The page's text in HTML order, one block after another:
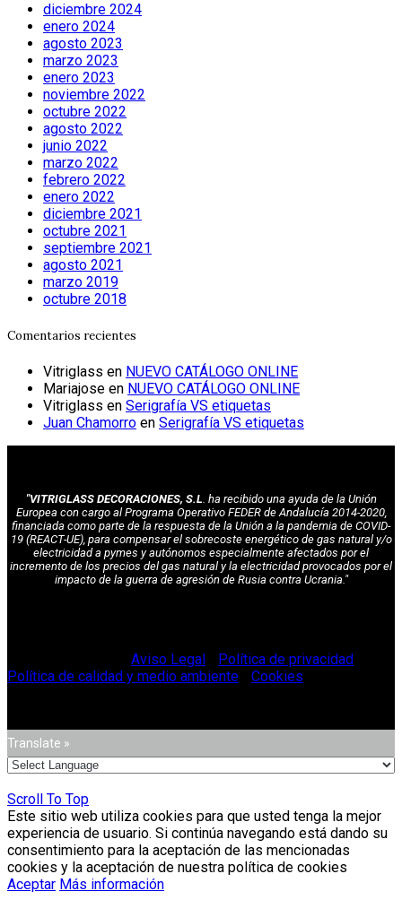
diciembre 2024
enero 2024
agosto 2023
marzo 2023
enero 2023
noviembre 2022
octubre 2022
agosto 2022
junio 2022
marzo 2022
febrero 2022
enero 2022
diciembre 2021
octubre 2021
septiembre 2021
agosto 2021
marzo 2019
octubre 2018
Comentarios recientes
Vitriglass en NUEVO CATÁLOGO ONLINE
Mariajose en NUEVO CATÁLOGO ONLINE
Vitriglass en Serigrafía VS etiquetas
Juan Chamorro en Serigrafía VS etiquetas
"VITRIGLASS DECORACIONES, S.L . ha recibido una ayuda de la Unión
Europea con cargo al Programa Operativo FEDER de Andalucía 2014-2020,
financiada como parte de la respuesta de la Unión a la pandemia de COVID-
19 (REACT-UE), para compensar el sobrecoste energético de gas natural y/o
electricidad a pymes y autónomos especialmente afectados por el
incremento de los precios del gas natural y la electricidad provocados por el
impacto de la guerra de agresión de Rusia contra Ucrania."
Aviso Legal Política de privacidad
Política de calidad y medio ambiente
Cookies
Translate »
Scroll To Top
Este sitio web utiliza cookies para que usted tenga la mejor
experiencia de usuario. Si continúa navegando está dando su
consentimiento para la aceptación de las mencionadas
cookies y la aceptación de nuestra política de cookies
Aceptar Más información